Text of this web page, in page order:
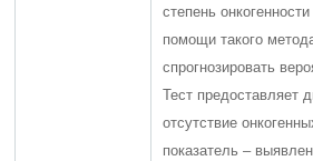
степень
помощи такого
спрогнозировать
Тест предоставляет
отсутствие
показатель –